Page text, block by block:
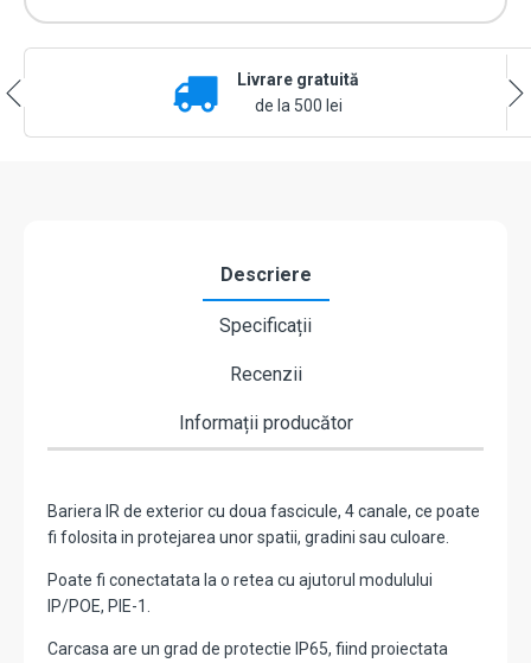
Livrare gratuită
de la 500 lei
Descriere
Specificații
Recenzii
Informații producător
Bariera IR de exterior cu doua fascicule, 4 canale, ce poate
fi folosita in protejarea unor spatii, gradini sau culoare.
Poate fi conectatata la o retea cu ajutorul modulului
IP/POE, PIE-1.
Carcasa are un grad de protectie IP65, fiind proiectata